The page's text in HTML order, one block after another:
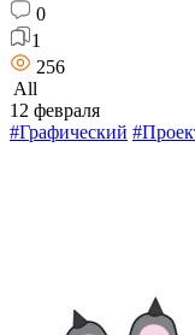
0
1
256
All
12 февраля
#Графический